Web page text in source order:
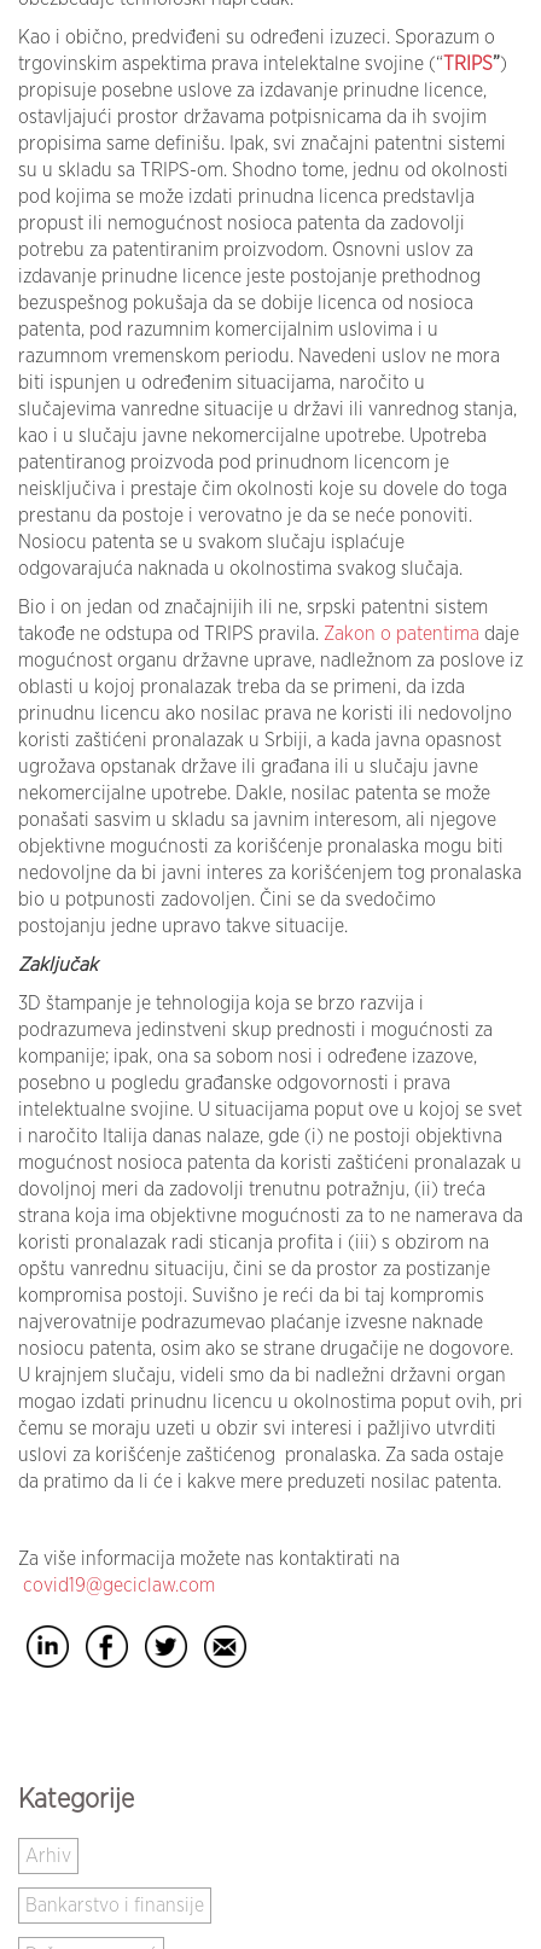
Kao i obično, predviđeni su određeni izuzeci. Sporazum o
trgovinskim aspektima prava intelektalne svojine (“ TRIPS”)
propisuje posebne uslove za izdavanje prinudne licence,
ostavljajući prostor državama potpisnicama da ih svojim
propisima same definišu. Ipak, svi značajni patentni sistemi
su u skladu sa TRIPS-om. Shodno tome, jednu od okolnosti
pod kojima se može izdati prinudna licenca predstavlja
propust ili nemogućnost nosioca patenta da zadovolji
potrebu za patentiranim proizvodom. Osnovni uslov za
izdavanje prinudne licence jeste postojanje prethodnog
bezuspešnog pokušaja da se dobije licenca od nosioca
patenta, pod razumnim komercijalnim uslovima i u
razumnom vremenskom periodu. Navedeni uslov ne mora
biti ispunjen u određenim situacijama, naročito u
slučajevima vanredne situacije u državi ili vanrednog stanja,
kao i u slučaju javne nekomercijalne upotrebe. Upotreba
patentiranog proizvoda pod prinudnom licencom je
neisključiva i prestaje čim okolnosti koje su dovele do toga
prestanu da postoje i verovatno je da se neće ponoviti.
Nosiocu patenta se u svakom slučaju isplaćuje
odgovarajuća naknada u okolnostima svakog slučaja.
Bio i on jedan od značajnijih ili ne, srpski patentni sistem
takođe ne odstupa od TRIPS pravila. Zakon o patentima daje
mogućnost organu državne uprave, nadležnom za poslove iz
oblasti u kojoj pronalazak treba da se primeni, da izda
prinudnu licencu ako nosilac prava ne koristi ili nedovoljno
koristi zaštićeni pronalazak u Srbiji, a kada javna opasnost
ugrožava opstanak države ili građana ili u slučaju javne
nekomercijalne upotrebe. Dakle, nosilac patenta se može
ponašati sasvim u skladu sa javnim interesom, ali njegove
objektivne mogućnosti za korišćenje pronalaska mogu biti
nedovoljne da bi javni interes za korišćenjem tog pronalaska
bio u potpunosti zadovoljen. Čini se da svedočimo
postojanju jedne upravo takve situacije.
Zaključak
3D štampanje je tehnologija koja se brzo razvija i
podrazumeva jedinstveni skup prednosti i mogućnosti za
kompanije; ipak, ona sa sobom nosi i određene izazove,
posebno u pogledu građanske odgovornosti i prava
intelektualne svojine. U situacijama poput ove u kojoj se svet
i naročito Italija danas nalaze, gde (i) ne postoji objektivna
mogućnost nosioca patenta da koristi zaštićeni pronalazak u
dovoljnoj meri da zadovolji trenutnu potražnju, (ii) treća
strana koja ima objektivne mogućnosti za to ne namerava da
koristi pronalazak radi sticanja profita i (iii) s obzirom na
opštu vanrednu situaciju, čini se da prostor za postizanje
kompromisa postoji. Suvišno je reći da bi taj kompromis
najverovatnije podrazumevao plaćanje izvesne naknade
nosiocu patenta, osim ako se strane drugačije ne dogovore.
U krajnjem slučaju, videli smo da bi nadležni državni organ
mogao izdati prinudnu licencu u okolnostima poput ovih, pri
čemu se moraju uzeti u obzir svi interesi i pažljivo utvrditi
uslovi za korišćenje zaštićenog pronalaska. Za sada ostaje
da pratimo da li će i kakve mere preduzeti nosilac patenta.
Za više informacija možete nas kontaktirati na
covid19@geciclaw.com
Kategorije
Arhiv
Bankarstvo i finansije